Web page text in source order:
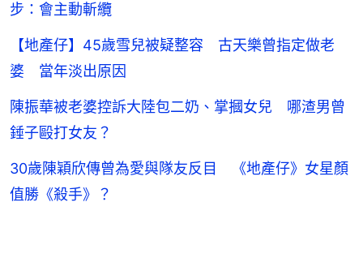
步：會主動斬纜
【地產仔】45歲雪兒被疑整容 古天樂曾指定做老
婆 當年淡出原因
陳振華被老婆控訴大陸包二奶、掌摑女兒 哪渣男曾
錘子毆打女友？
30歲陳穎欣傳曾為愛與隊友反目 《地產仔》女星顏
值勝《殺手》？